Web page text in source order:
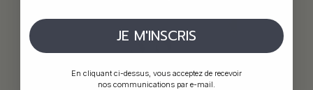
JE M'INSCRIS
En cliquant ci-dessus, vous acceptez de recevoir
nos communications par e-mail.